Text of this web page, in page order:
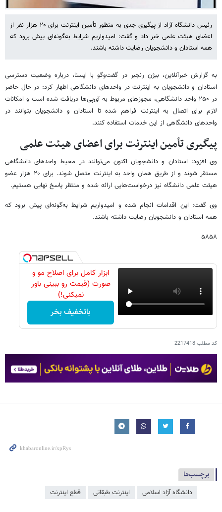
رئیس دانشگاه آزاد از پیگیری جدی به منظور تأمین اینترنت برای ۲۰ هزار نفر از
اعضای هیئت علمی خبر داد و گفت: امیدواریم شرایط به‌گونه‌ای پیش برود که
همه استادان و دانشجویان رضایت داشته باشند.
به گزارش خبرآنلاین، بیژن رنجبر در گفت‌وگو با ایسنا، درباره وضعیت دسترسی
استادان و دانشجویان به اینترنت در واحدهای دانشگاهی اظهار کرد: در حال حاضر
در ۲۵۰ واحد دانشگاهی، مجوزهای مربوط به آی‌پی‌ها دریافت شده است و امکانات
لازم برای اتصال به اینترنت فراهم شده تا استادان و دانشجویان بتوانند در
واحدهای دانشگاهی از این خدمات استفاده کنند.
پیگیری تأمین اینترنت برای اعضای هیئت علمی
وی افزود: استادان و دانشجویان اکنون می‌توانند در محیط واحدهای دانشگاهی
مستقر شوند و از طریق همان واحد به اینترنت متصل شوند. برای ۲۰ هزار عضو
هیئت علمی دانشگاه نیز درخواست‌هایی ارائه شده و منتظر پاسخ نهایی هستیم.
وی گفت: این اقدامات انجام شده و امیدواریم شرایط به‌گونه‌ای پیش برود که
همه استادان و دانشجویان رضایت داشته باشند.
۵۸۵۸
ابزار کامل برای اصلاح مو و
صورت (قیمت رو ببینی باور
نمیکنی!)
باتخفیف بخر
کد مطلب2217418
برچسب‌ها
دانشگاه آزاد اسلامی اینترنت طبقاتی قطع اینترنت